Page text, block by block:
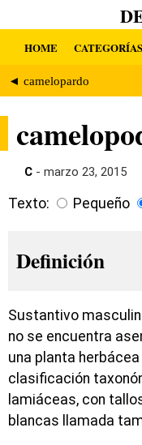
HOME CATEGORÍAS
◄ camelopardo
C - marzo 23, 2015
Texto: Pequeño
Definición
Sustantivo
no se encuentra
una planta
clasificación
lamiáceas, con
blancas llamada